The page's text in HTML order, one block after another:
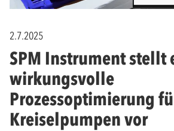
2.7.2025
SPM Instrument stellt
wirkungsvolle
Prozessoptimierung
Kreiselpumpen vor